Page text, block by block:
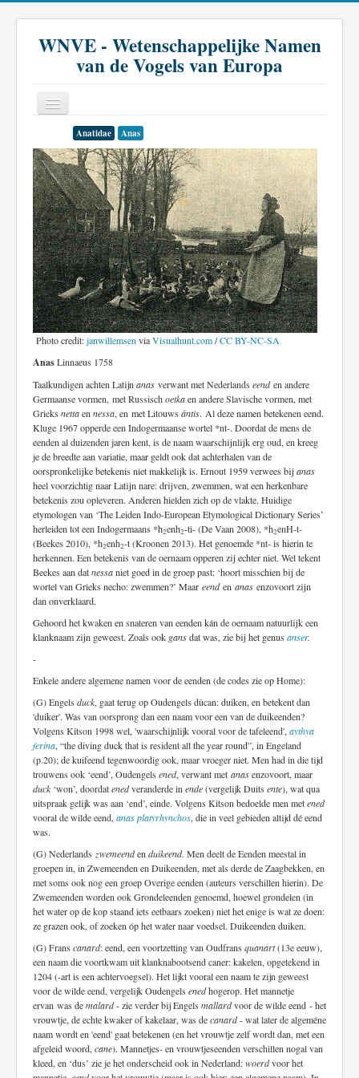
WNVE - Wetenschappelijke Namen
van de Vogels van Europa
Inleiding
Soort
Genus
Familie
Historie
Literatuur
Anatidae Anas
Photo credit:janwillemsen viaVisualhunt.com/CC BY-NC-SA
AnasLinnaeus 1758
Taalkundigen achten Latijn anas verwant met Nederlands eenden andere
Germaanse vormen, met Russisch oetkaen andere Slavische vormen, met
Grieks nettaen nessa, en met Litouwsántis. Al deze namen betekenen eend.
Kluge 1967 opperde een Indogermaanse wortel *nt-. Doordat de mens de
eenden al duizenden jaren kent, is de naam waarschijnlijk erg oud, en kreeg
je de breedte aan variatie, maar geldt ook dat achterhalen van de
oorspronkelijke betekenis niet makkelijk is. Ernout 1959 verwees bij anas
heel voorzichtig naar Latijn nare: drijven, zwemmen, wat een herkenbare
betekenis zou opleveren. Anderen hielden zich op de vlakte. Huidige
etymologen van ‘The Leiden Indo-European Etymological Dictionary Series’
herleiden tot een Indogermaans *h2enh2-ti- (De Vaan 2008), *h2enH-t-
(Beekes 2010), *h2enh2-t (Kroonen 2013). Het genoemde *nt- is hierin te
herkennen. Een betekenis van de oernaam opperen zij echter niet. Wel tekent
Beekes aan datnessaniet goed in de groep past: ‘hoort misschien bij de
wortel van Grieks necho: zwemmen?’ Maar eenden anas enzovoort zijn
dan onverklaard.
Gehoord het kwaken en snateren van eenden kán de oernaam natuurlijk een
klanknaam zijn geweest. Zoals ook gansdat was, zie bij het genusanser.
-
Enkele andere algemene namen voor de eenden (de codes zie op Home):
(G) Engels duck, gaat terug op Oudengels dûcan: duiken, en betekent dan
'duiker'. Was van oorsprong dan een naam voor een van de duikeenden?
Volgens Kitson 1998 wel, 'waarschijnlijk vooral voor de tafeleend', aythya
ferina, “the diving duck that is resident all the year round”, in Engeland
(p.20); de kuifeend tegenwoordig ook, maar vroeger niet. Men had in die tijd
trouwens ook ‘eend’, Oudengels ened, verwant met anasenzovoort, maar
duck ‘won’, doordatenedveranderde in ende(vergelijk Duits ente), wat qua
uitspraak gelijk was aan ‘end’, einde. Volgens Kitson bedoelde men metened
vooral de wilde eend, anas platyrhynchos, die in veel gebieden altijd dé eend
was.
(G) Nederlands zwemeenden duikeend. Men deelt de Eenden meestal in
groepen in, in Zwemeenden en Duikeenden, met als derde de Zaagbekken, en
met soms ook nog een groep Overige eenden (auteurs verschillen hierin). De
Zwemeenden worden ook Grondeleenden genoemd, hoewel grondelen (in
het water op de kop staand iets eetbaars zoeken) niet het enige is wat ze doen:
ze grazen ook, of zoeken óp het water naar voedsel. Duikeenden duiken.
(G) Frans canard: eend, een voortzetting van Oudfrans quanart(13e eeuw),
een naam die voortkwam uit klanknabootsend caner: kakelen, opgetekend in
1204 (-art is een achtervoegsel). Het lijkt vooral een naam te zijn geweest
voor de wilde eend, vergelijk Oudengels enedhogerop. Het mannetje
ervan was demalard- zie verder bij Engels mallardvoor de wilde eend - het
vrouwtje, de echte kwaker of kakelaar, was decanard- wat later de algeméne
naam wordt en 'eend' gaat betekenen (en het vrouwtje zelf wordt dan, met een
afgeleid woord, cane). Mannetjes- en vrouwtjeseenden verschillen nogal van
kleed, en ‘dus’ zie je het onderscheid ook in Nederland:woerdvoor het